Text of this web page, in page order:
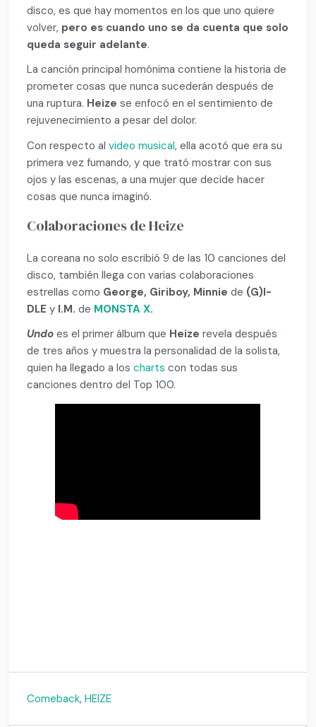
disco, es que hay momentos en los que uno quiere
volver, pero es cuando uno se da cuenta que solo
queda seguir adelante.
La canción principal homónima contiene la historia de
prometer cosas que nunca sucederán después de
una ruptura. Heizese enfocó en el sentimiento de
rejuvenecimiento a pesar del dolor.
Con respecto alvideo musical, ella acotó que era su
primera vez fumando, y que trató mostrar con sus
ojos y las escenas, a una mujer que decide hacer
cosas que nunca imaginó.
Colaboraciones de Heize
La coreana no solo escribió 9 de las 10 canciones del
disco, también llega con varias colaboraciones
estrellas como George, Giriboy, Minniede (G)I-
DLEy I.M.de MONSTA X.
Undoes el primer álbum que Heizerevela después
de tres años y muestra la personalidad de la solista,
quien ha llegado a loscharts con todas sus
canciones dentro del Top 100.
Comeback,HEIZE